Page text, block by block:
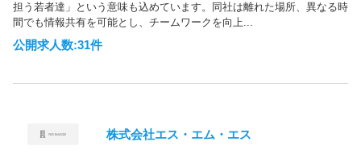
担う若者達」という意味も込めています。同社は離れた場所、異なる時
間でも情報共有を可能とし、チームワークを向上...
公開求人数:31件
株式会社エス・エム・エス